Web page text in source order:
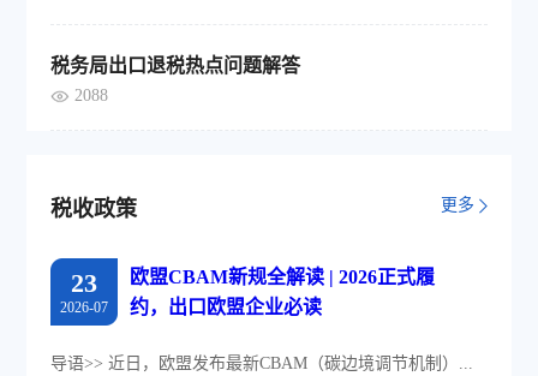
税务局出口退税热点问题解答
2088
税收政策 更多
23
2026-07
欧盟CBAM新规全解读 | 2026正式履
约，出口欧盟企业必读
导语>> 近日，欧盟发布最新CBAM（碳边境调节机制）...